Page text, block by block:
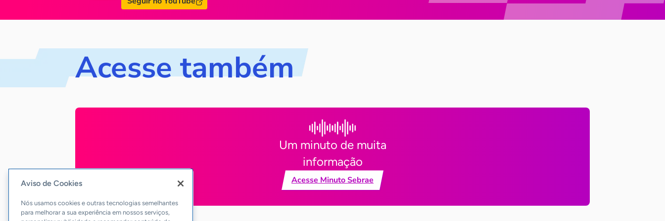
Acesse também
Um minuto de muita
informação
Acesse Minuto Sebrae
Aviso de Cookies
Nós usamos cookies e outras tecnologias semelhantes
para melhorar a sua experiência em nossos serviços,